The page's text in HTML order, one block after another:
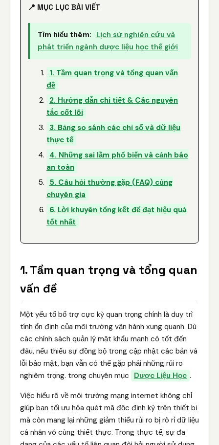
📍 MỤC LỤC BÀI VIẾT
Tìm hiểu thêm: Lịch sử nghiên cứu và
phát triển ngành dược liệu học thế giới
1. Tầm quan trọng và tổng quan vấn
đề
2. Hướng dẫn chi tiết & Các nguyên
tắc cốt lõi
3. Bảng so sánh các chỉ số và dữ liệu
thực tế
4. Những sai lầm phổ biến và cảnh báo
an toàn
5. Câu hỏi thường gặp (FAQ) cùng
chuyên gia
6. Lời khuyên tổng kết để đạt hiệu quả
tốt nhất
1. Tầm quan trọng và tổng quan
vấn đề
Một yếu tố bổ trợ cực kỳ quan trọng chính là duy trì
tính ổn định của môi trường vận hành xung quanh. Dù
các chính sách quản lý mật khẩu mạnh có tốt đến
đâu, nếu thiếu sự đồng bộ trong cập nhật các bản vá
lỗi bảo mật, bạn vẫn có thể gặp phải những rủi ro
nghiêm trọng. trong chuyên mục Dược Liệu Học .
Việc hiểu rõ về môi trường mạng internet không chỉ
giúp bạn tối ưu hóa quét mã độc định kỳ trên thiết bị
mà còn mang lại những giảm thiểu rủi ro bị rò rỉ dữ liệu
cá nhân vô cùng thiết thực. Trong thực tế, sự đa